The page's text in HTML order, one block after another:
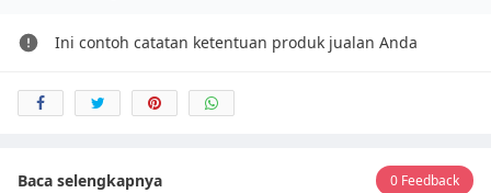
Ini contoh catatan ketentuan produk jualan Anda
Baca selengkapnya 0 Feedback